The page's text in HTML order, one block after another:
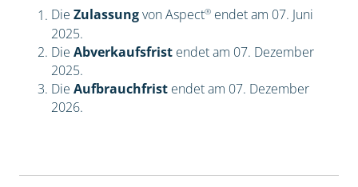
Die Zulassungvon Aspect®endet am 07. Juni
2025.
Die Abverkaufsfrist endet am 07. Dezember
2025.
Die Aufbrauchfrist endet am 07. Dezember
2026.